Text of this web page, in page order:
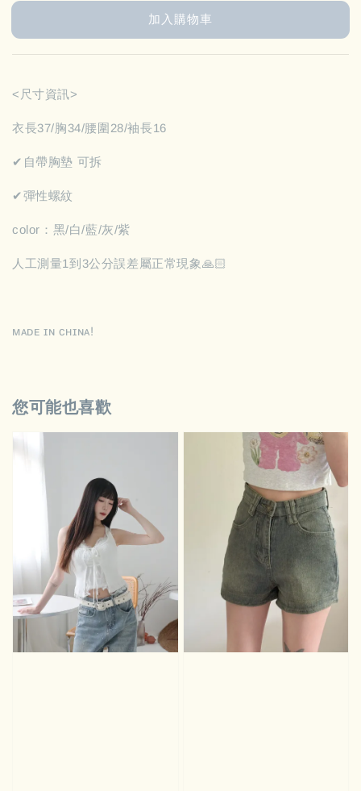
加入購物車
<尺寸資訊>
衣長37/胸34/腰圍28/袖長16
✔︎自帶胸墊 可拆
✔︎彈性螺紋
color：黑/白/藍/灰/紫
人工測量1到3公分誤差屬正常現象🙏🏻
ᴍᴀᴅᴇ ɪɴ ᴄʜɪɴᴀ!
您可能也喜歡